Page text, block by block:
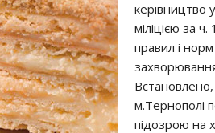
керівництво
міліцією за
правил і
м.Тернополі
підозрою на